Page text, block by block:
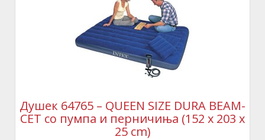
Душек 64765 – QUEEN SIZE DURA BEAM-
СЕТ со пумпа и перничиња (152 x 203 x
25 cm)